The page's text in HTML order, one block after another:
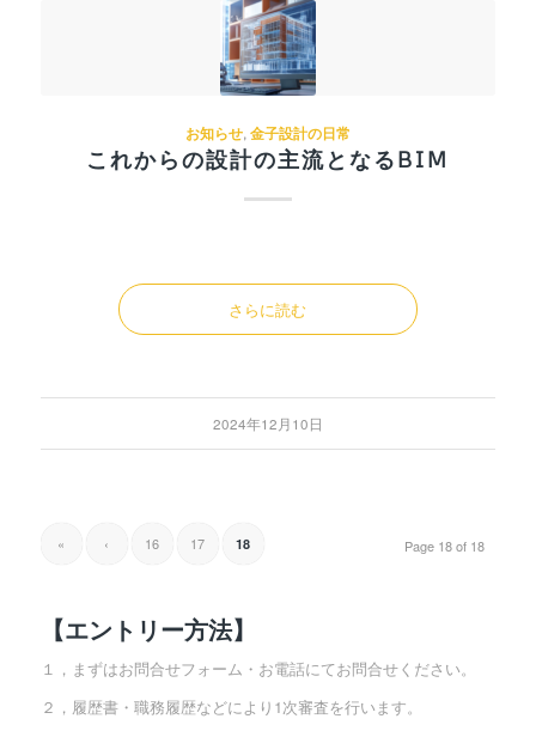
お知らせ, 金子設計の日常
これからの設計の主流となるBIM
さらに読む
2024年12月10日
Page 18 of 18
« ‹ 16 17 18
【エントリー方法】
１，まずはお問合せフォーム・お電話にてお問合せください。
２，履歴書・職務履歴などにより1次審査を行います。